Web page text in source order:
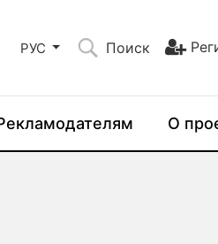
РУС Поиск
О